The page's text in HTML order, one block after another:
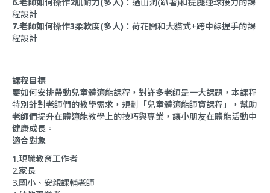
程設計
7.老師如何操作3柔軟度(多人) ：荷花開和大貓式+跨中線握手的課
程設計
課程目標
要如何安排帶動兒童體適能課程，對許多老師是一大課題，本課程
特別針對老師們的教學需求，規劃「兒童體適能師資課程」，幫助
老師們提升在體適能教學上的技巧與專業，讓小朋友在體能活動中
健康成長。
適合對象
1.現職教育工作者
2.家長
3.國小、安親課輔老師